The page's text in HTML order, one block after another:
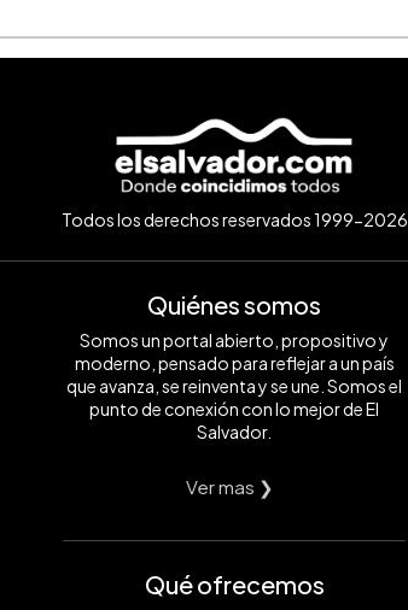
Todos los derechos reservados 1999-2026
Quiénes somos
Somos un portal abierto, propositivo y
moderno, pensado para reflejar a un país
que avanza, se reinventa y se une. Somos el
punto de conexión con lo mejor de El
Salvador.
Ver mas ❯
Qué ofrecemos